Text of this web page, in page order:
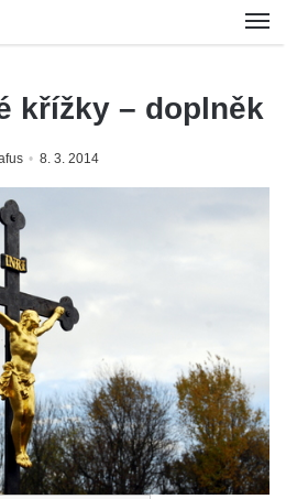
křížky – doplněk
8. 3. 2014